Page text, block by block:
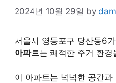
2024년 10월 29일 by
서울시 영등포구 당산동6
아파트는 쾌적한 주거 환경
이 아파트는 넉넉한 공간